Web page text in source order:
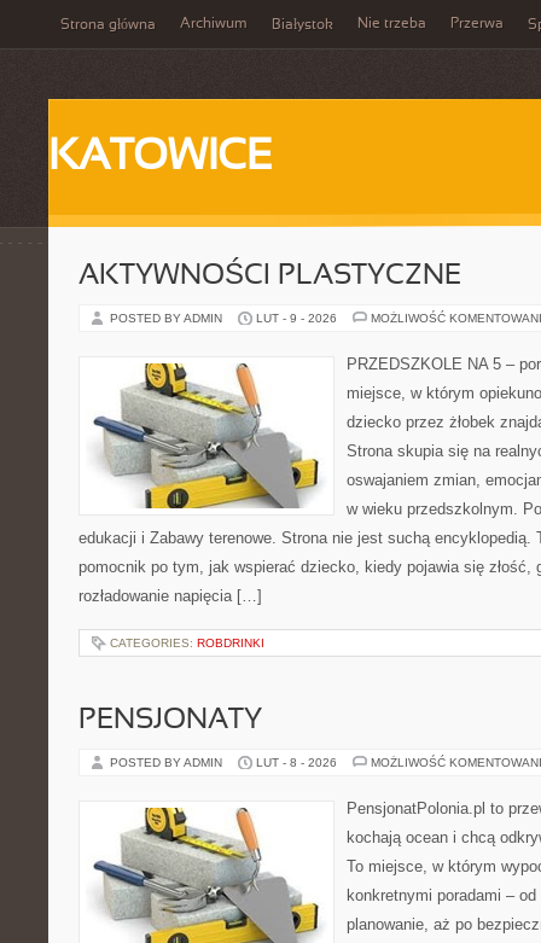
Strona główna Archiwum Białystok Nie trzeba Przerwa
KATOWICE
AKTYWNOŚCI PLASTYCZNE
POSTED BY ADMIN LUT - 9 - 2026 MOŻLIWOŚĆ
PRZEDSZKOLE NA 5 –
miejsce, w którym
dziecko przez żłobek
Strona skupia się na
oswajaniem zmian,
w wieku przedszkolnym.
edukacji i Zabawy terenowe. Strona nie jest suchą encyklopedią.
pomocnik po tym, jak wspierać dziecko, kiedy pojawia się złość,
rozładowanie napięcia […]
CATEGORIES: ROBDRINKI
PENSJONATY
POSTED BY ADMIN LUT - 8 - 2026 MOŻLIWOŚĆ
PensjonatPolonia.pl to
kochają ocean i chcą
To miejsce, w którym
konkretnymi poradami –
planowanie, aż po